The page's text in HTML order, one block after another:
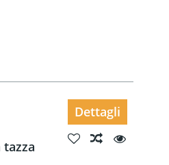
Dettagli